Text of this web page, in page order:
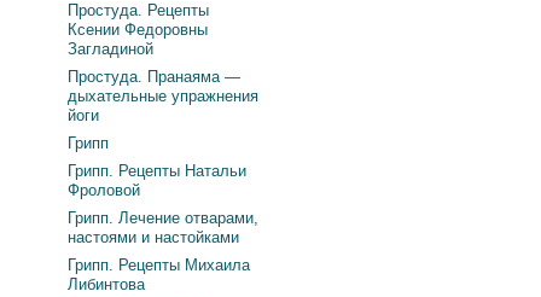
Простуда. Рецепты
Ксении Федоровны
Загладиной
Простуда. Пранаяма —
дыхательные упражнения
йоги
Грипп
Грипп. Рецепты Натальи
Фроловой
Грипп. Лечение отварами,
настоями и настойками
Грипп. Рецепты Михаила
Либинтова